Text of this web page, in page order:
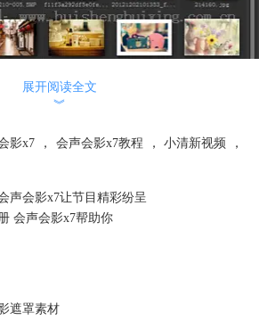
个白色的色块，为其添加“修剪”滤镜，点击
弹出的对话框中，将起始帧放在画面的左侧，
5%，高度：100%，
关键帧，宽度：100%，高度：100%
点黑色的底即可
展开阅读全文
︾
影x7 ， 会声会影x7教程 ， 小清新视频
，
声会影x7让节目精彩纷呈
会声会影x7帮助你
遮罩素材